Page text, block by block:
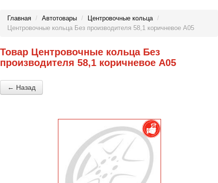
Главная / Автотовары / Центровочные кольца /
Центровочные кольца Без производителя 58,1 коричневое А05
Товар Центровочные кольца Без
производителя 58,1 коричневое А05
← Назад